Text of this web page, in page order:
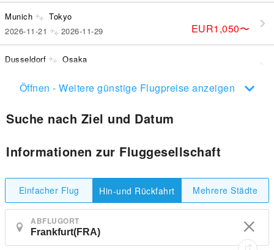
Munich Tokyo
EUR1,050〜
2026-11-21 2026-11-29
Dusseldorf Osaka
Öffnen - Weitere günstige Flugpreise anzeigen
Suche nach Ziel und Datum
Informationen zur Fluggesellschaft
Einfacher Flug Hin-und Rückfahrt Mehrere Städte
ABFLUGORT